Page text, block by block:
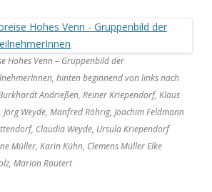
Hohes Venn – Gruppenbild der
hinten beginnend von links nach
Andrießen, Reiner Kriependorf, Klaus
Jörg Weyde, Manfred Röhrig, Joachim Feldmann
Claudia Weyde, Ursula Kriependorf
Müller, Karin Kühn, Clemens Müller Elke
Marion Rautert